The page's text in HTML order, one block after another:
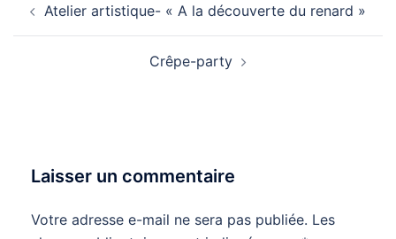
d’article
Atelier artistique- « A la découverte du renard »
Crêpe-party
Laisser un commentaire
Votre adresse e-mail ne sera pas publiée. Les